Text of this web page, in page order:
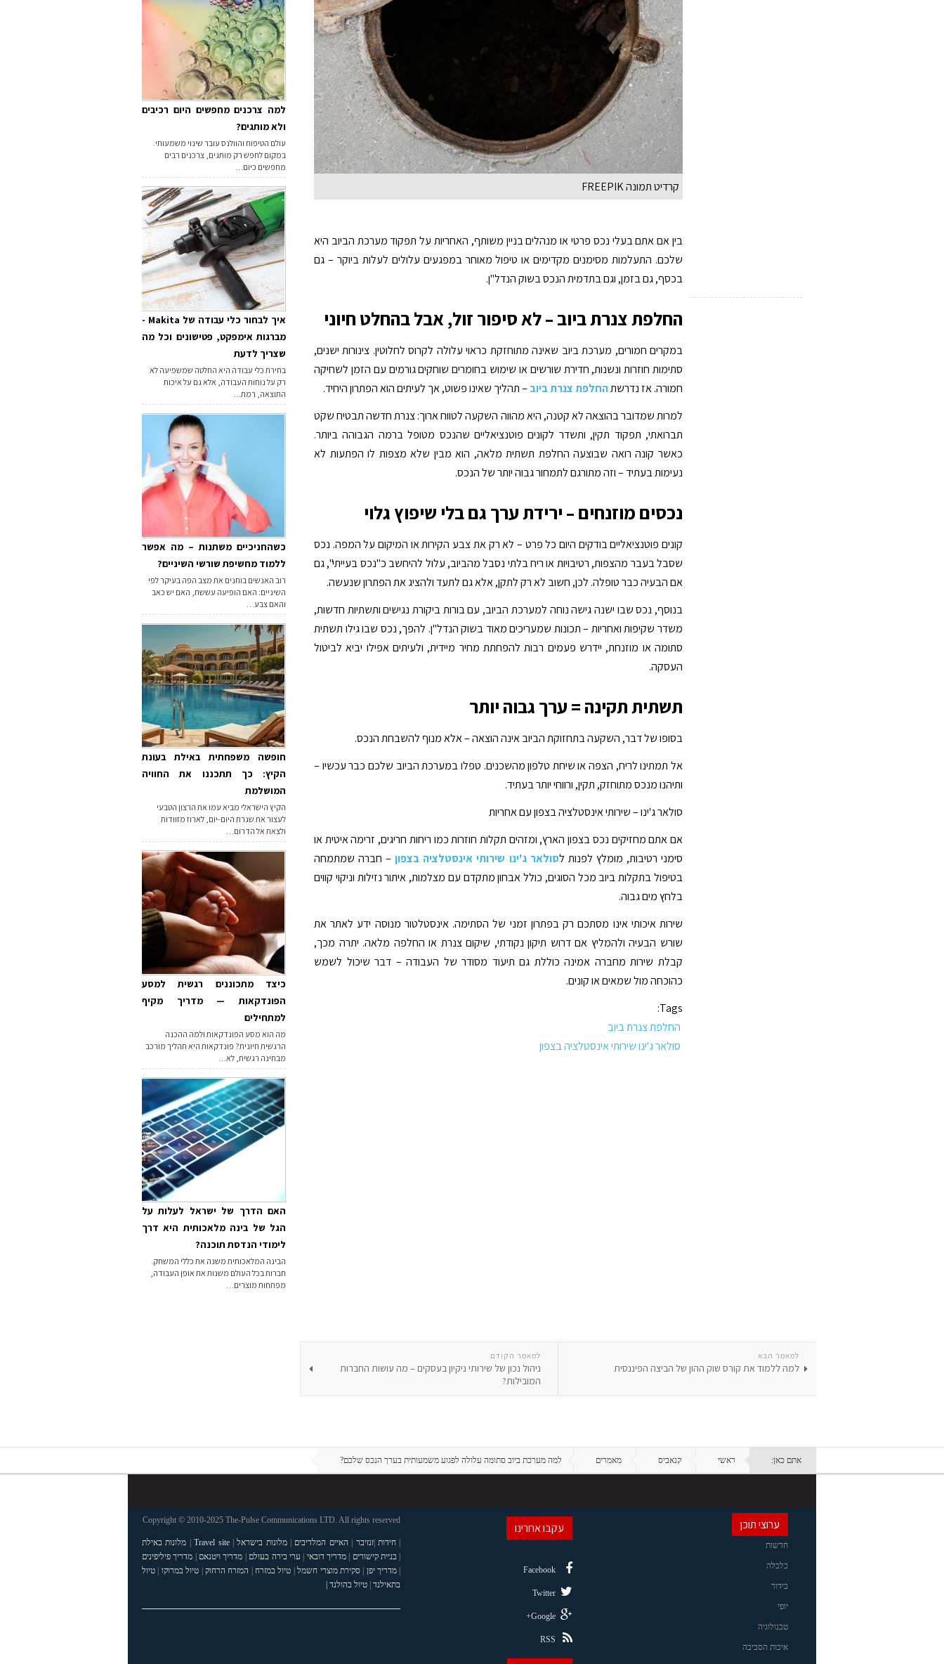
קרדיט תמונה FREEPIK
בין אם אתם בעלי נכס פרטי או מנהלים בניין משותף, האחריות על תפקוד מערכת הביוב היא
שלכם. התעלמות מסימנים מקדימים או טיפול מאוחר במפגעים עלולים לעלות ביוקר – גם
בכסף, גם בזמן, וגם בתדמית הנכס בשוק הנדל"ן.
החלפת צנרת ביוב – לא סיפור זול, אבל בהחלט חיוני
במקרים חמורים, מערכת ביוב שאינה מתוחזקת כראוי עלולה לקרוס לחלוטין. צינורות ישנים,
סתימות חוזרות ונשנות, חדירת שורשים או שימוש בחומרים שוחקים גורמים עם הזמן לשחיקה
חמורה. אז נדרשתהחלפת צנרת ביוב – תהליך שאינו פשוט, אך לעיתים הוא הפתרון היחיד.
למרות שמדובר בהוצאה לא קטנה, היא מהווה השקעה לטווח ארוך: צנרת חדשה תבטיח שקט
תברואתי, תפקוד תקין, ותשדר לקונים פוטנציאליים שהנכס מטופל ברמה הגבוהה ביותר.
כאשר קונה רואה שבוצעה החלפת תשתית מלאה, הוא מבין שלא מצפות לו הפתעות לא
נעימות בעתיד – וזה מתורגם לתמחור גבוה יותר של הנכס.
נכסים מוזנחים – ירידת ערך גם בלי שיפוץ גלוי
קונים פוטנציאליים בודקים היום כל פרט – לא רק את צבע הקירות או המיקום על המפה. נכס
שסבל בעבר מהצפות, רטיבויות או ריח בלתי נסבל מהביוב, עלול להיחשב כ"נכס בעייתי", גם
אם הבעיה כבר טופלה. לכן, חשוב לא רק לתקן, אלא גם לתעד ולהציג את הפתרון שנעשה.
בנוסף, נכס שבו ישנה גישה נוחה למערכת הביוב, עם בורות ביקורת נגישים ותשתיות חדשות,
משדר שקיפות ואחריות – תכונות שמעריכים מאוד בשוק הנדל"ן. להפך, נכס שבו גילו תשתית
סתומה או מוזנחת, יידרש פעמים רבות להפחתת מחיר מיידית, ולעיתים אפילו יביא לביטול
העסקה.
תשתית תקינה = ערך גבוה יותר
בסופו של דבר, השקעה בתחזוקת הביוב אינה הוצאה – אלא מנוף להשבחת הנכס.
אל תמתינו לריח, הצפה או שיחת טלפון מהשכנים. טפלו במערכת הביוב שלכם כבר עכשיו –
ותיהנו מנכס מתוחזק, תקין, ורווחי יותר בעתיד.
סולאר ג'ינו – שירותי אינסטלציה בצפון עם אחריות
אם אתם מחזיקים נכס בצפון הארץ, ומזהים תקלות חוזרות כמו ריחות חריגים, זרימה איטית או
סימני רטיבות, מומלץ לפנות לסולאר ג'ינו שירותי אינסטלציה בצפון– חברה שמתמחה
בטיפול בתקלות ביוב מכל הסוגים, כולל אבחון מתקדם עם מצלמות, איתור נזילות וניקוי קווים
בלחץ מים גבוה.
שירות איכותי אינו מסתכם רק בפתרון זמני של הסתימה. אינסטלטור מנוסה ידע לאתר את
שורש הבעיה ולהמליץ אם דרוש תיקון נקודתי, שיקום צנרת או החלפה מלאה. יתרה מכך,
קבלת שירות מחברה אמינה כוללת גם תיעוד מסודר של העבודה – דבר שיכול לשמש
כהוכחה מול שמאים או קונים.
Tags:
החלפת צנרת ביוב
סולאר ג'ינו שירותי אינסטלציה בצפון
למאמר הקודם
ניהול נכון של שירותי ניקיון בעסקים – מה עושות החברות
המובילות?
למאמר הבא
למה ללמוד את קורס שוק ההון של הביצה הפיננסית
למה צרכנים מחפשים היום רכיבים
ולא מותגים?
עולם הטיפוח והוולנס עובר שינוי משמעותי.
במקום לחפש רק מותגים, צרכנים רבים
מחפשים כיום…
איך לבחור כלי עבודה של Makita -
מברגות אימפקט, פטישונים וכל מה
שצריך לדעת
בחירת כלי עבודה היא החלטה שמשפיעה לא
רק על נוחות העבודה, אלא גם על איכות
התוצאה, רמת…
כשהחניכיים משתנות – מה אפשר
ללמוד מחשיפת שורשי השיניים?
רוב האנשים בוחנים את מצב הפה בעיקר לפי
השיניים: האם הופיעה עששת, האם יש כאב
והאם צבע…
חופשה משפחתית באילת בעונת
הקיץ: כך תתכננו את החוויה
המושלמת
הקיץ הישראלי מביא עמו את הרצון הטבעי
לעצור את שגרת היום-יום, לארוז מזוודות
ולצאת אל הדרום…
כיצד מתכוננים רגשית למסע
הפונדקאות — מדריך מקיף
למתחילים
מה הוא מסע הפונדקאות ולמה ההכנה
הרגשית חיונית? פונדקאות היא תהליך מורכב
מבחינה רגשית, לא…
האם הדרך של ישראל לעלות על
הגל של בינה מלאכותית היא דרך
לימודי הנדסת תוכנה?
הבינה המלאכותית משנה את כללי המשחק.
חברות בכל העולם משנות את אופן העבודה,
מפתחות מוצרים…
אתם כאן: ראשי קנאביס מאמרים למה מערכת ביוב סתומה עלולה לפגוע משמעותית בערך הנכס שלכם?
ערוצי תוכן
חדשות
כלכלה
בידור
יופי
טכנולוגיה
איכות הסביבה
עקבו אחרינו
Facebook
Twitter
Google+
RSS
Copyright © 2010-2025 The-Pulse Communications LTD. All rights reserved
| חידות |זנזיבר | האיים המלדיבים |מלונות בישראל|
Travel site
| מלונות באילת
| בניית קישורים |מדריך דובאי | ערי בירה בעולם | מדריך ויטנאם | מדריך פיליפינים
| מדריך יפן |סקירת מוצרי חשמל| טיול במזרח | המזרח הרחוק | טיול במרוקו | טיול
בתאילנד| טיול בהולנד |